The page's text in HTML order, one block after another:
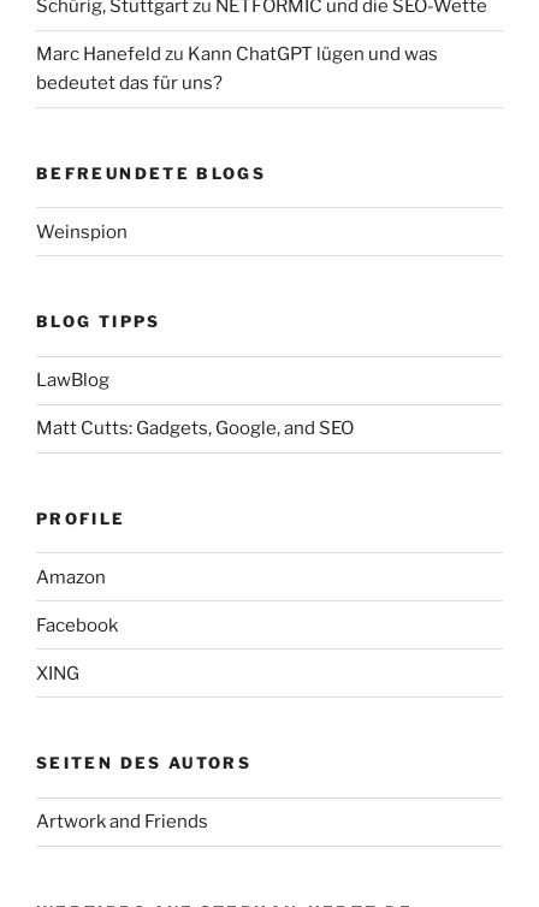
Schürig, Stuttgartzu NETFORMIC und die SEO-Wette
Marc Hanefeld zu Kann ChatGPT lügen und was
bedeutet das für uns?
BEFREUNDETE BLOGS
Weinspion
BLOG TIPPS
LawBlog
Matt Cutts: Gadgets, Google, and SEO
PROFILE
Amazon
Facebook
XING
SEITEN DES AUTORS
Artwork and Friends